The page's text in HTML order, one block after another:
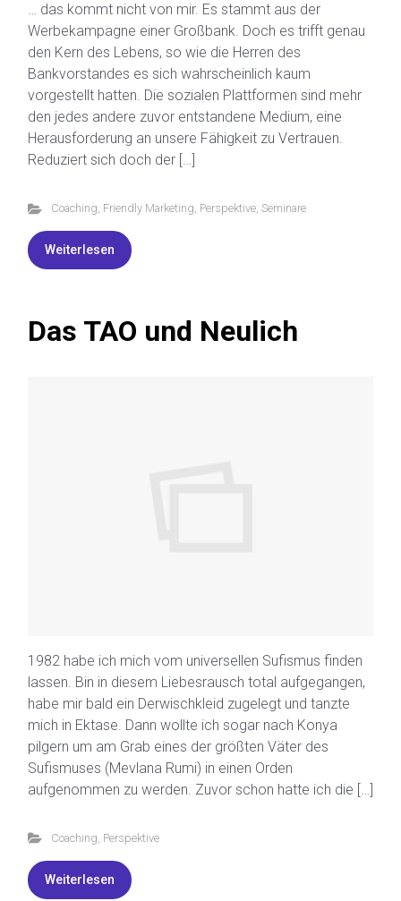
… das kommt nicht von mir. Es stammt aus der
Werbekampagne einer Großbank. Doch es trifft genau
den Kern des Lebens, so wie die Herren des
Bankvorstandes es sich wahrscheinlich kaum
vorgestellt hatten. Die sozialen Plattformen sind mehr
den jedes andere zuvor entstandene Medium, eine
Herausforderung an unsere Fähigkeit zu Vertrauen.
Reduziert sich doch der […]
Coaching, Friendly Marketing, Perspektive, Seminare
Weiterlesen
Das TAO und Neulich
1982 habe ich mich vom universellen Sufismus finden
lassen. Bin in diesem Liebesrausch total aufgegangen,
habe mir bald ein Derwischkleid zugelegt und tanzte
mich in Ektase. Dann wollte ich sogar nach Konya
pilgern um am Grab eines der größten Väter des
Sufismuses (Mevlana Rumi) in einen Orden
aufgenommen zu werden. Zuvor schon hatte ich die […]
Coaching Perspektive
Weiterlesen